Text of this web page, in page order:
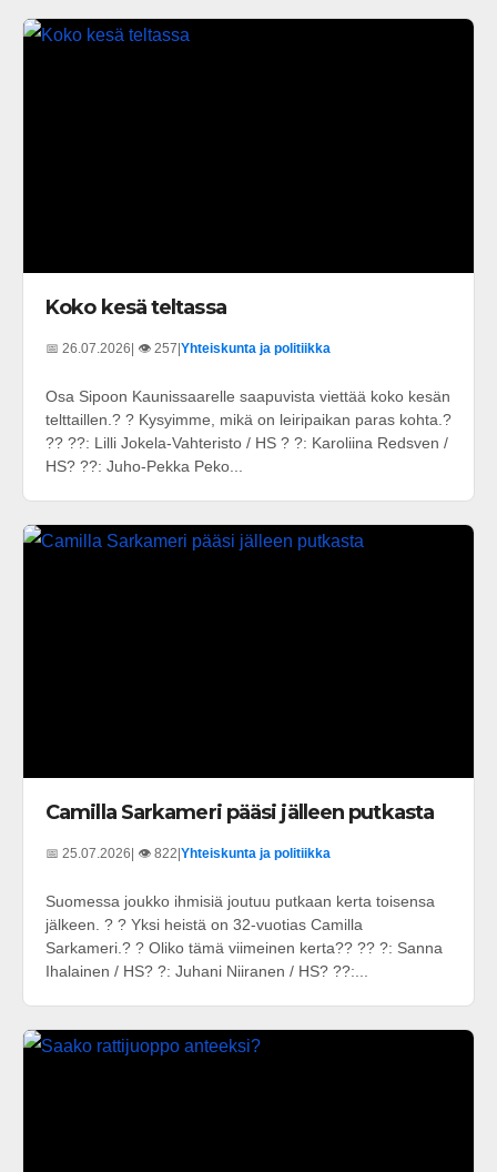
Koko kesä teltassa
📅 26.07.2026| 👁️ 257|Yhteiskunta ja politiikka
Osa Sipoon Kaunissaarelle saapuvista viettää koko kesän
telttaillen.? ? Kysyimme, mikä on leiripaikan paras kohta.?
?? ??: Lilli Jokela-Vahteristo / HS ? ?: Karoliina Redsven /
HS? ??: Juho-Pekka Peko...
Camilla Sarkameri pääsi jälleen putkasta
📅 25.07.2026 | 👁️ 822 Yhteiskunta ja politiikka
Suomessa joukko ihmisiä joutuu putkaan kerta toisensa
jälkeen. ? ? Yksi heistä on 32-vuotias Camilla
Sarkameri.? ? Oliko tämä viimeinen kerta?? ?? ?: Sanna
Ihalainen / HS? ?: Juhani Niiranen / HS? ??:...